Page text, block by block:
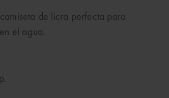
de licra perfecta para
el agua.